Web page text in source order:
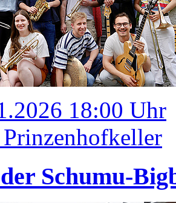
18:00 Uhr
Schumu-